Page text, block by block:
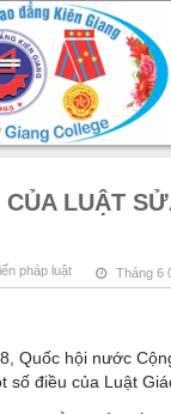
CỦA LUẬT
pháp luật Tháng 6
Quốc hội nước
số điều của Luật